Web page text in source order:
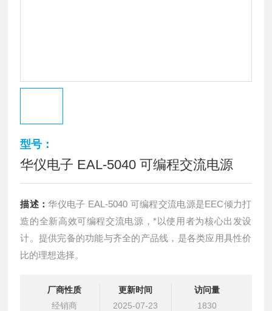
型号：
华仪电子 EAL-5040 可编程交流电源
描述：华仪电子 EAL-5040 可编程交流电源是EEC倾力打
造的全新高效可编程交流电源，*以使用者为核心出发设
计。提供完备的功能与齐全的产品线，是各类应用具性价
比的理想选择。
厂商性质
经销商
更新时间
2025-07-23
访问量
1830